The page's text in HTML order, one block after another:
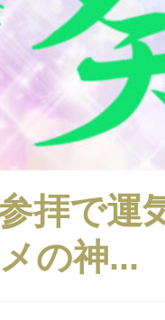
拝で運
の神...